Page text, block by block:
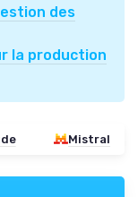
des
la production
Mistral